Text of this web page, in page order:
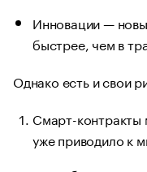
Инновации —
быстрее, чем в
Однако есть и свои
Смарт-контракты
уже приводило к